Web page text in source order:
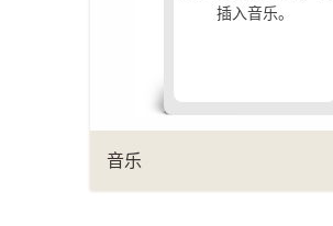
插入音乐。
音乐